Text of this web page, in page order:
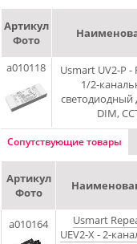
Артикул
Фото
a010118
Usmart UV2-P -
1/2-
DIM,
Сопутствующие товары
Артикул
Фото
a010164
Usmart
UEV2-X - 2-